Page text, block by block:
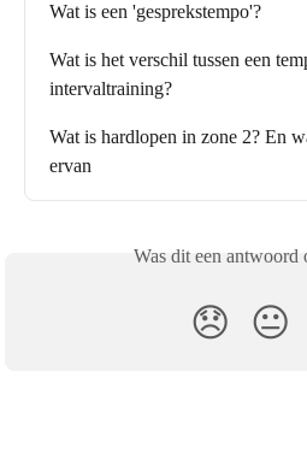
Wat is een 'gesprekstempo'?
Wat is het verschil tussen een
intervaltraining?
Wat is hardlopen in zone 2? En
ervan
Was dit een antwoord
😞 😐